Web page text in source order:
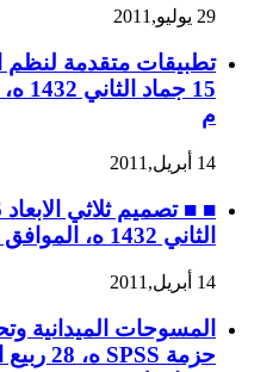
29 يوليو,2011
م
14 أبريل,2011
الثاني 1432 ه، الموافق 30 أبريل – 4 مايو 2011 م
14 أبريل,2011
المسوحات الميدانية